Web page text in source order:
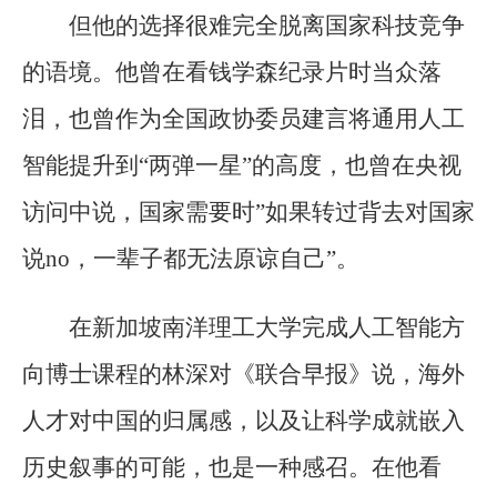
但他的选择很难完全脱离国家科技竞争
的语境。他曾在看钱学森纪录片时当众落
泪，也曾作为全国政协委员建言将通用人工
智能提升到“两弹一星”的高度，也曾在央视
访问中说，国家需要时”如果转过背去对国家
说no，一辈子都无法原谅自己”。
在新加坡南洋理工大学完成人工智能方
向博士课程的林深对《联合早报》说，海外
人才对中国的归属感，以及让科学成就嵌入
历史叙事的可能，也是一种感召。在他看